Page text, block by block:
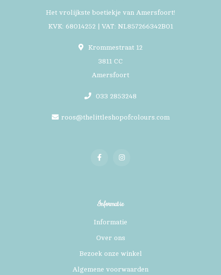
Het vrolijkste boetiekje van Amersfoort!
KVK: 68014252 | VAT: NL857266342B01
Krommestraat 12
3811 CC
Amersfoort
033 2853248
roos@thelittleshopofcolours.com
Informatie
Informatie
Over ons
Bezoek onze winkel
Algemene voorwaarden